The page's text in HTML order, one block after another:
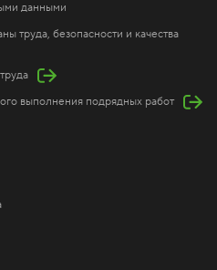
данными
труда, безопасности и качества
выполнения подрядных работ